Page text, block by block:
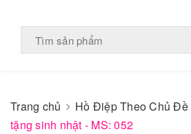
Trang chủ Hồ Điệp Theo Chủ Đề
tặng sinh nhật - MS: 052